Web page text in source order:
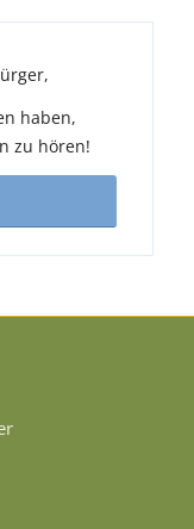
haben,
zu hören!